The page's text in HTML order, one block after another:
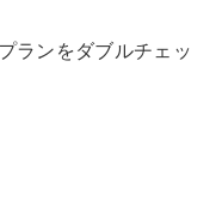
ランをダブルチェッ